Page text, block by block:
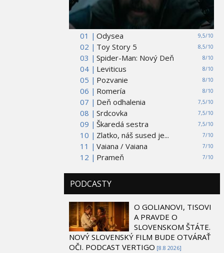
01 | 9,5/10
Odysea
02 |
8,5/10
Toy Story 5
03 |
8/10
Spider-Man: Nový Deň
04 |
8/10
Leviticus
05 |
8/10
Pozvanie
06 |
8/10
Romería
07 |
7,5/10
Deň odhalenia
08 |
7,5/10
Srdcovka
09 |
7,5/10
Škaredá sestra
10 |
7/10
Zlatko, náš sused je...
11 |
7/10
Vaiana / Vaiana
12 |
7/10
Prameň
PODCASTY
O GOLIANOVI, TISOVI
A PRAVDE O
SLOVENSKOM ŠTÁTE.
NOVÝ SLOVENSKÝ FILM BUDE OTVÁRAŤ
OČI. PODCAST VERTIGO [8.8 2026]